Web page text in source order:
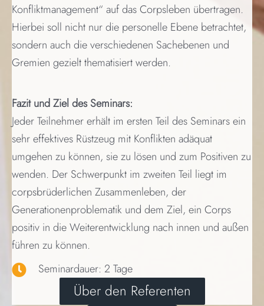
Konfliktmanagement“ auf das Corpsleben übertragen.
Hierbei soll nicht nur die personelle Ebene betrachtet,
sondern auch die verschiedenen Sachebenen und
Gremien gezielt thematisiert werden.
Fazit und Ziel des Seminars:
Jeder Teilnehmer erhält im ersten Teil des Seminars ein
sehr effektives Rüstzeug mit Konflikten adäquat
umgehen zu können, sie zu lösen und zum Positiven zu
wenden. Der Schwerpunkt im zweiten Teil liegt im
corpsbrüderlichen Zusammenleben, der
Generationenproblematik und dem Ziel, ein Corps
positiv in die Weiterentwicklung nach innen und außen
führen zu können.
Seminardauer: 2 Tage
Über den Referenten